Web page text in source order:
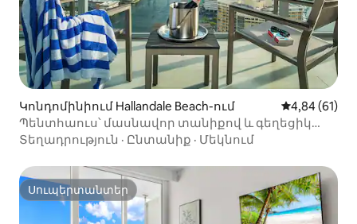
Կոնդոմինիում Hallandale Beach-ում Միջին
4,84 (61)
Պենտհաուս՝ մասնավոր տանիքով և գեղեցիկ
տեսարաններով
Տեղադրություն · Ընտանիք · Մեկնում
Սուպերտանտեր
Սուպերտանտեր